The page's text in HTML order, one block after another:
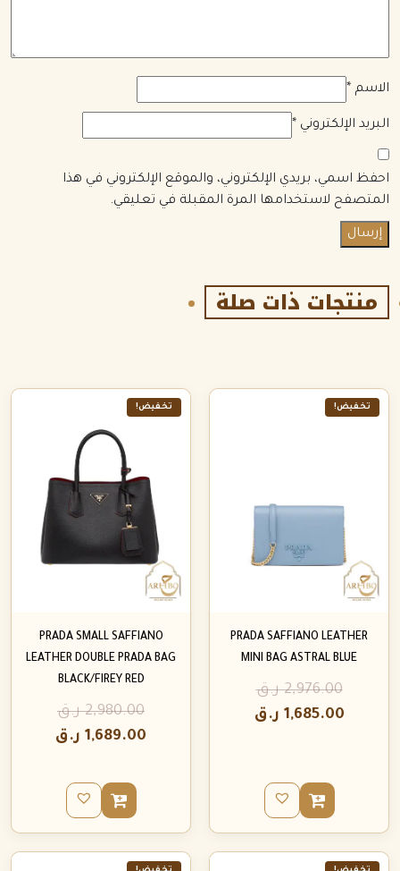
الاسم *
البريد الإلكتروني *
احفظ اسمي، بريدي الإلكتروني، والموقع الإلكتروني في هذا
المتصفح لاستخدامها المرة المقبلة في تعليقي.
منتجات ذات صلة
تخفيض!
PRADA SAFFIANO LEATHER
MINI BAG ASTRAL BLUE
2,976.00 ر.ق
1,685.00 ر.ق
تخفيض!
PRADA SMALL SAFFIANO
LEATHER DOUBLE PRADA BAG
BLACK/FIREY RED
2,980.00 ر.ق
1,689.00 ر.ق